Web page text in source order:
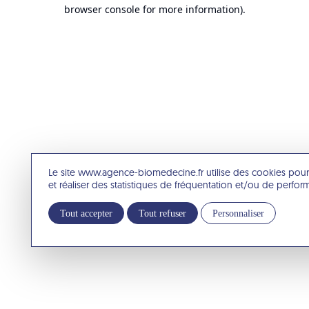
Le site www.agence-biomedecine.fr utilise des cookies
et réaliser des statistiques de fréquentation et/ou de
Tout accepter Tout refuser Personnaliser
browser console for more information).